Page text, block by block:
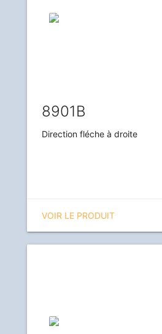
8901B
Direction fléche à droite
VOIR LE PRODUIT